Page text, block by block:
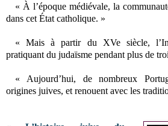
« À l’époque médiévale, la
dans cet État catholique. »
« Mais à partir du XVe siècle,
pratiquant du judaïsme pendant plus de
« Aujourd’hui, de nombreux
origines juives, et renouent avec les